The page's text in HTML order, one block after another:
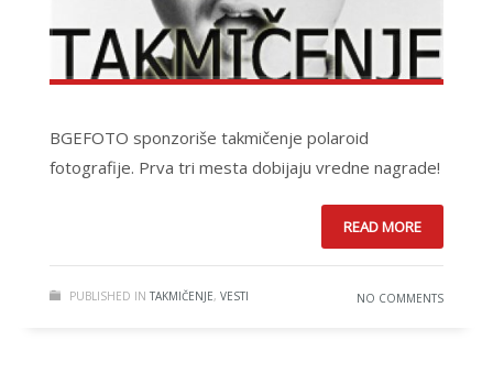
BGEFOTO sponzoriše takmičenje polaroid
fotografije. Prva tri mesta dobijaju vredne nagrade!
READ MORE
PUBLISHED IN TAKMIČENJE, VESTI NO COMMENTS